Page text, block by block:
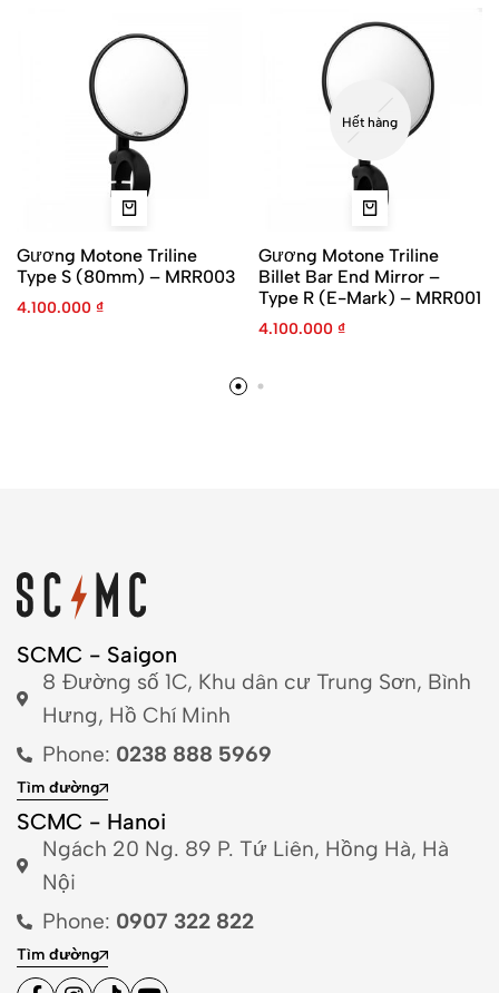
Gương Motone Triline
Type S (80mm) – MRR003
4.100.000 ₫
Hết hàng
Gương Motone Triline
Billet Bar End Mirror –
Type R (E-Mark) – MRR001
4.100.000 ₫
SCMC - Saigon
8 Đường số 1C, Khu dân cư Trung Sơn, Bình
Hưng, Hồ Chí Minh
Phone: 0238 888 5969
Tìm đường
SCMC - Hanoi
Ngách 20 Ng. 89 P. Tứ Liên, Hồng Hà, Hà
Nội
Phone: 0907 322 822
Tìm đường